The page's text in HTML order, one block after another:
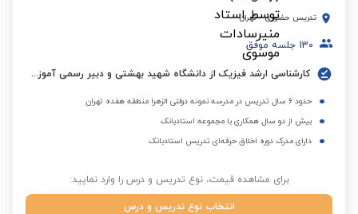
تدریس حضوری - تهران
130 جلسه موفق
کارشناسی ارشد فیزیک از دانشگاه شهید بهشتی و دبیر رسمی آموزش و پرورش با 27 سال سابقه
حدود 6 سال تدریس در مدرسه نمونه دولتی الزهرا منطقه هفده تهران
بیش از دو سال همکاری با مجموعه استادبانک
دارای مدرک دوره اخلاق حرفه‌ای تدریس استادبانک
برای مشاهده قیمت، نوع تدریس و درس را وارد نمایید:
انتخاب نوع تدریس و درس